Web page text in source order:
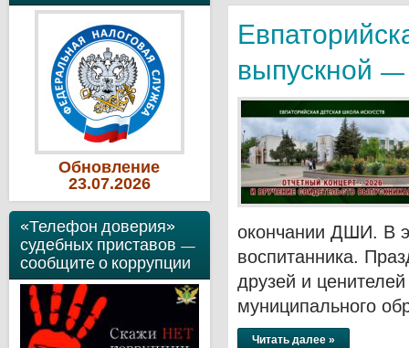
Обновление
23.07.2026
«Телефон доверия»
судебных приставов —
сообщите о коррупции
выпускной
окончании ДШИ. В
воспитанника.
друзей и
муниципального
Читать далее »